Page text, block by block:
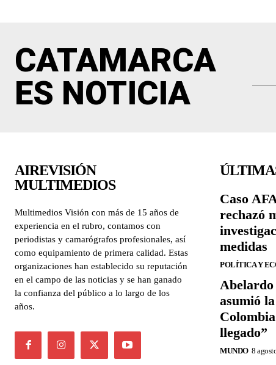
CATAMARCA
ES NOTICIA
AIREVISIÓN
MULTIMEDIOS
Multimedios Visión con más de 15 años de
experiencia en el rubro, contamos con
periodistas y camarógrafos profesionales, así
como equipamiento de primera calidad. Estas
organizaciones han establecido su reputación
en el campo de las noticias y se han ganado
la confianza del público a lo largo de los
años.
Caso
rechazó
medidas
POLÍTICA Y
asumió
llegado”
MUNDO 8